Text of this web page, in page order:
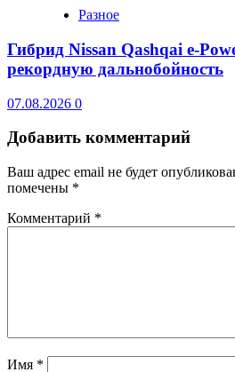
Разное
Гибрид Nissan Qashqai e-
рекордную дальнобойность
07.08.2026 0
Добавить комментарий
Ваш адрес email не будет
помечены *
Комментарий *
Имя *